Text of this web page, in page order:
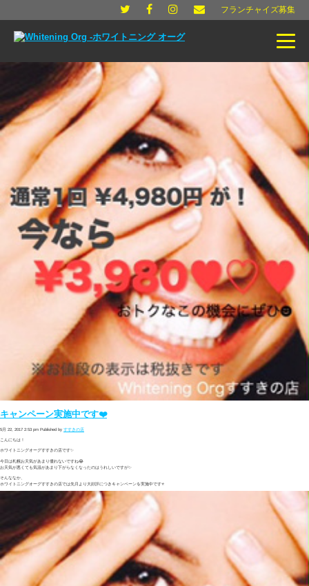
フランチャイズ募集
キャンペーン実施中です❤️
5月 22, 2017 2:53 pm Published by すすきの店
こんにちは！
ホワイトニングオーグすすきの店です✨
今日は札幌お天気があまり優れないですね😂
お天気が悪くても気温があまり下がらなくなったのはうれしいですが✨
そんななか、
ホワイトニングオーグすすきの店では先月より大好評につきキャンペーンを実施中です⭐️